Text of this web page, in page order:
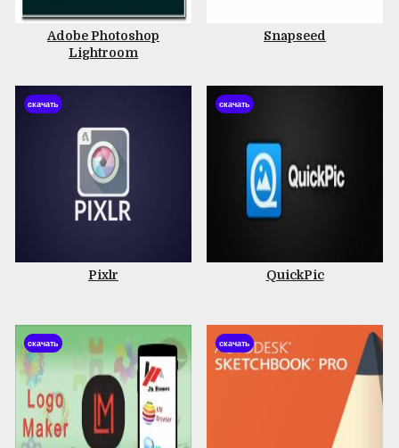
Adobe Photoshop
Lightroom
Snapseed
скачать
Pixlr
скачать
QuickPic
скачать скачать